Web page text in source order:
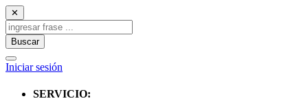
✕
Buscar
Iniciar sesión
SERVICIO: